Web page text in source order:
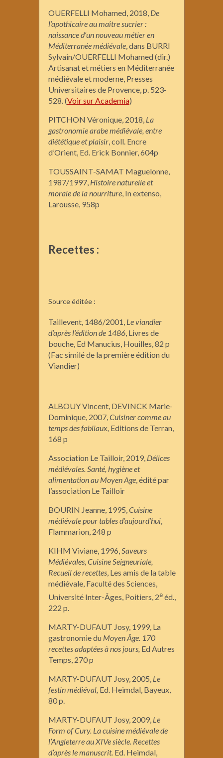
OUERFELLI Mohamed, 2018, De
l’apothicaire au maître sucrier :
naissance d’un nouveau métier en
Méditerranée médiévale, dans BURRI
Sylvain/OUERFELLI Mohamed (dir.)
Artisanat et métiers en Méditerranée
médiévale et moderne, Presses
Universitaires de Provence, p. 523-
528. (Voir sur Academia)
PITCHON Véronique, 2018, La
gastronomie arabe médiévale, entre
diététique et plaisir, coll. Encre
d’Orient, Ed. Erick Bonnier, 604p
TOUSSAINT-SAMAT Maguelonne,
1987/1997, Histoire naturelle et
morale de la nourriture, In extenso,
Larousse, 958p
Recettes :
Source éditée :
Taillevent, 1486/2001, Le viandier
d’après l’édition de 1486, Livres de
bouche, Ed Manucius, Houilles, 82 p
(Fac similé de la première édition du
Viandier)
ALBOUY Vincent, DEVINCK Marie-
Dominique, 2007,Cuisiner comme au
temps des fabliaux, Editions de Terran,
168 p
Association Le Tailloir, 2019, Délices
médiévales. Santé, hygiène et
alimentation au Moyen Age, édité par
l’association Le Tailloir
BOURIN Jeanne, 1995,Cuisine
médiévale pour tables d’aujourd’hui,
Flammarion, 248 p
KIHM Viviane, 1996,Saveurs
Médiévales, Cuisine Seigneuriale,
Recueil de recettes, Les amis de la table
médiévale, Faculté des Sciences,
Université Inter-Âges, Poitiers, 2eéd.,
222 p.
MARTY-DUFAUT Josy, 1999, La
gastronomie du MoyenÂge. 170
recettes adaptées à nos jours, Ed Autres
Temps, 270 p
MARTY-DUFAUT Josy, 2005, Le
festinmédiéval, Ed. Heimdal, Bayeux,
80 p.
MARTY-DUFAUT Josy, 2009, Le
Form of Cury. La cuisine médiévale de
l’Angleterre au XIVe siècle. Recettes
d’après le manuscrit. Ed. Heimdal,